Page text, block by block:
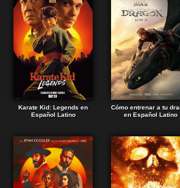
Karate Kid: Legends en
Español Latino
Cómo entrenar a tu
en Español Latino